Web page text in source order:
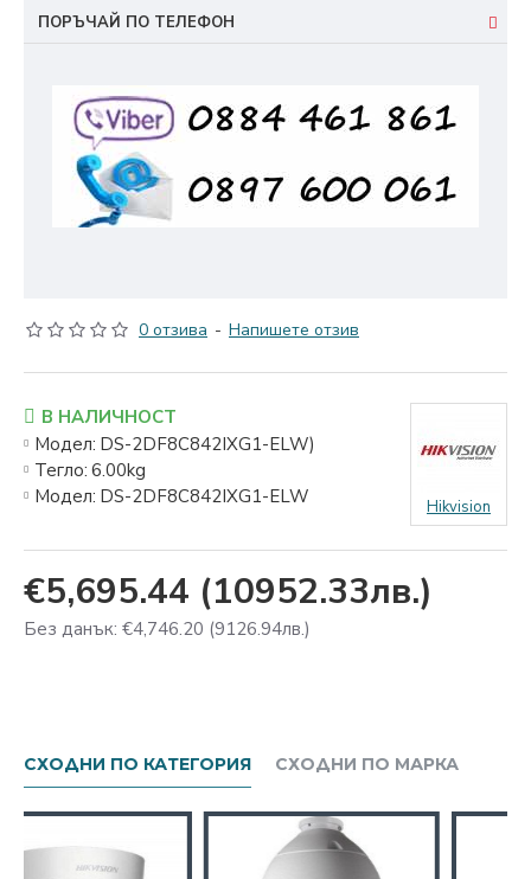
ПОРЪЧАЙ ПО ТЕЛЕФОН
0 отзива - Напишете отзив
€5,695.44 (10952.33лв.)
Без данък: €4,746.20 (9126.94лв.)
В НАЛИЧНОСТ
Модел: DS-2DF8C842IXG1-ELW)
Тегло: 6.00kg
Модел: DS-2DF8C842IXG1-ELW Hikvision
СХОДНИ ПО КАТЕГОРИЯ СХОДНИ ПО МАРКА